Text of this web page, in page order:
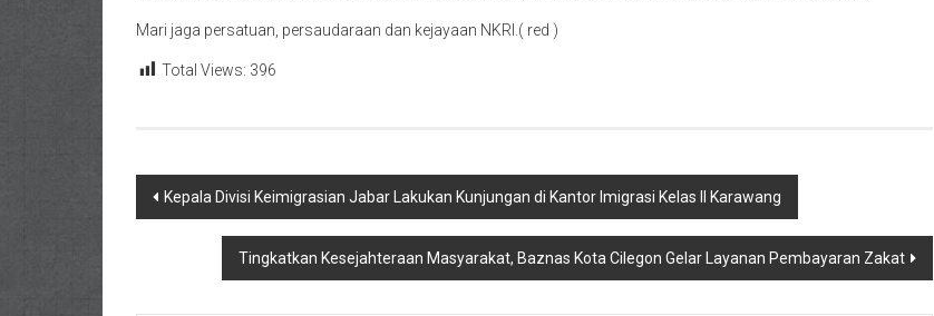
Mari jaga persatuan, persaudaraan dan kejayaan NKRI.( red )
Total Views: 396
Navigasi
Kepala Divisi Keimigrasian Jabar Lakukan Kunjungan di Kantor Imigrasi Kelas II Karawang
Tingkatkan Kesejahteraan Masyarakat, Baznas Kota Cilegon Gelar Layanan Pembayaran Zakat